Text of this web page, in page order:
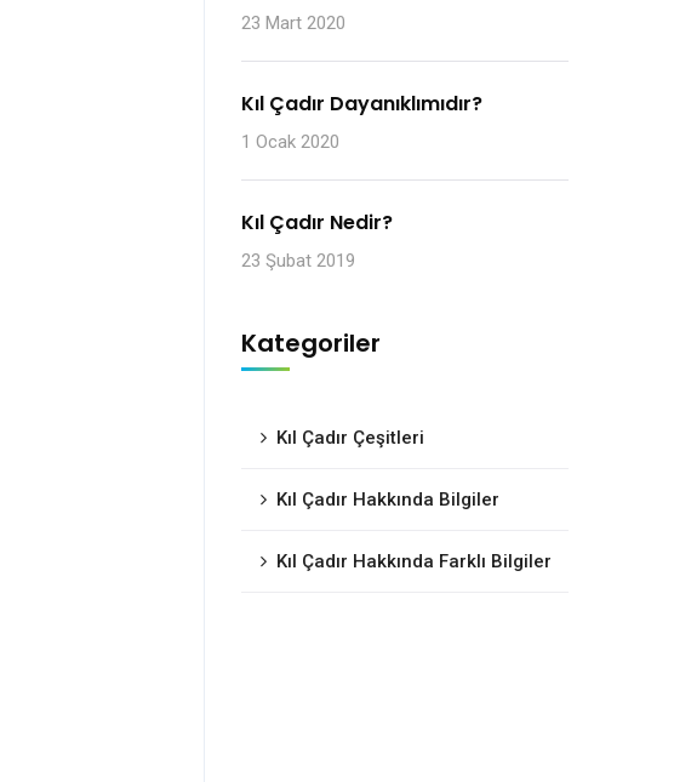
23 Mart 2020
Kıl Çadır Dayanıklımıdır?
1 Ocak 2020
Kıl Çadır Nedir?
23 Şubat 2019
Kategoriler
Kıl Çadır Çeşitleri
Kıl Çadır Hakkında Bilgiler
Kıl Çadır Hakkında Farklı Bilgiler